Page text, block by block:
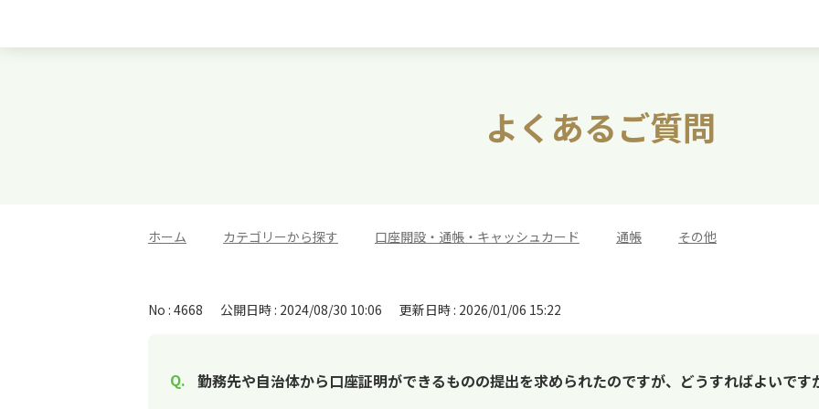
よくあるご質問
ホーム カテゴリーから探す 口座開設・通帳・キャッシュカード 通帳 その他
No : 4668 公開日時 : 2024/08/30 10:06 更新日時 : 2026/01/06 15:22
勤務先や自治体から口座証明ができるものの提出を求められたのですが、どうすればよいです